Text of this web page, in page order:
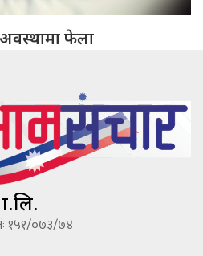
फेला
१५१/०७३/७४